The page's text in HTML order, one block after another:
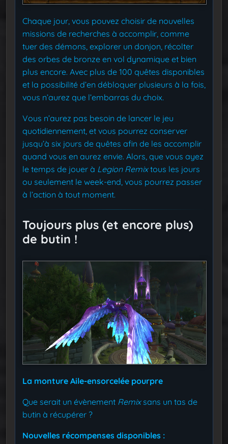
Chaque jour, vous pouvez choisir de nouvelles
missions de recherches à accomplir, comme
tuer des démons, explorer un donjon, récolter
des orbes de bronze en vol dynamique et bien
plus encore. Avec plus de 100 quêtes disponibles
et la possibilité d’en débloquer plusieurs à la fois,
vous n’aurez que l’embarras du choix.
Vous n’aurez pas besoin de lancer le jeu
quotidiennement, et vous pourrez conserver
jusqu’à six jours de quêtes afin de les accomplir
quand vous en aurez envie. Alors, que vous ayez
le temps de jouer à Legion Remixtous les jours
ou seulement le week-end, vous pourrez passer
à l’action à tout moment.
Toujours plus (et encore plus)
de butin !
La monture Aile-ensorcelée pourpre
Que serait un évènement Remixsans un tas de
butin à récupérer ?
Nouvelles récompenses disponibles :